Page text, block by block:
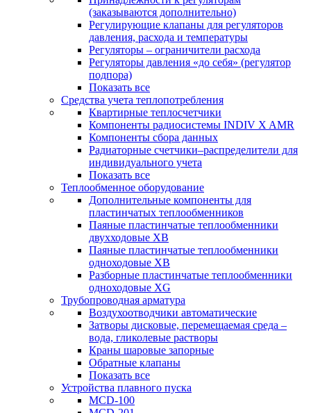
(заказываются дополнительно)
Регулирующие клапаны для регуляторов
давления, расхода и температуры
Регуляторы – ограничители расхода
Регуляторы давления «до себя» (регулятор
подпора)
Показать все
Средства учета теплопотребления
Квартирные теплосчетчики
Компоненты радиосистемы INDIV X AMR
Компоненты сбора данных
Радиаторные счетчики–распределители для
индивидуального учета
Показать все
Теплообменное оборудование
Дополнительные компоненты для
пластинчатых теплообменников
Паяные пластинчатые теплообменники
двухходовые XB
Паяные пластинчатые теплообменники
одноходовые ХВ
Разборные пластинчатые теплообменники
одноходовые ХG
Трубопроводная арматура
Воздухоотводчики автоматические
Затворы дисковые, перемещаемая среда –
вода, гликолевые растворы
Краны шаровые запорные
Обратные клапаны
Показать все
Устройства плавного пуска
MCD-100